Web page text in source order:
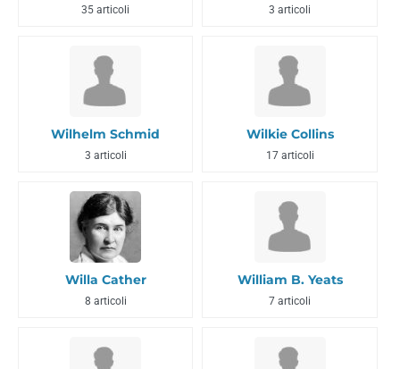
35 articoli 3 articoli
Wilhelm Schmid
3 articoli
Wilkie Collins
17 articoli
Willa Cather
8 articoli
William B. Yeats
7 articoli